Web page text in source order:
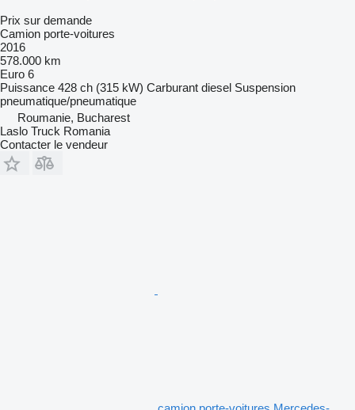
Prix sur demande
Camion porte-voitures
2016
578.000 km
Euro 6
Puissance 428 ch (315 kW) Carburant diesel Suspension
pneumatique/pneumatique
Roumanie, Bucharest
Laslo Truck Romania
Contacter le vendeur